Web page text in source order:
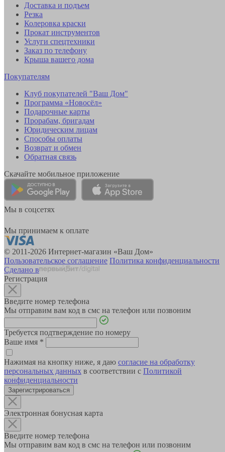
Доставка и подъем
Резка
Колеровка краски
Прокат инструментов
Услуги спецтехники
Заказ по телефону
Крыша вашего дома
Покупателям
Клуб покупателей "Ваш Дом"
Программа «Новосёл»
Подарочные карты
Прорабам, бригадам
Юридическим лицам
Способы оплаты
Возврат и обмен
Обратная связь
Скачайте мобильное приложение
Мы в соцсетях
Мы принимаем к оплате
© 2011-2026 Интернет-магазин «Ваш Дом»
Пользовательское соглашение Политика конфиденциальности
Сделано в
Регистрация
Введите номер телефона
Мы отправим вам код в смс на телефон или позвоним
Требуется подтверждение по номеру
Ваше имя *
Нажимая на кнопку ниже, я даю согласие на обработку
персональных данных в соответствии с Политикой
конфиденциальности
Зарегистрироваться
Электронная бонусная карта
Введите номер телефона
Мы отправим вам код в смс на телефон или позвоним